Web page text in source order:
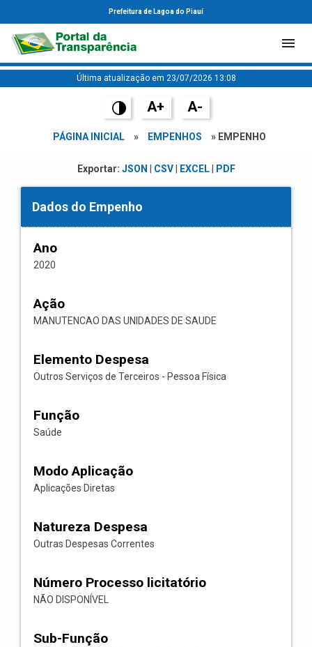
Prefeitura de Lagoa do Piauí
Última atualização em 23/07/2026 13:08
A+ A-
PÁGINA INICIAL » EMPENHOS » EMPENHO
Exportar: JSON CSV| EXCEL| PDF
Dados do Empenho
Ano
2020
Ação
MANUTENCAO DAS UNIDADES DE SAUDE
Elemento Despesa
Outros Serviços de Terceiros - Pessoa Física
Função
Saúde
Modo Aplicação
Aplicações Diretas
Natureza Despesa
Outras Despesas Correntes
Número Processo licitatório
NÃO DISPONÍVEL
Sub-Função